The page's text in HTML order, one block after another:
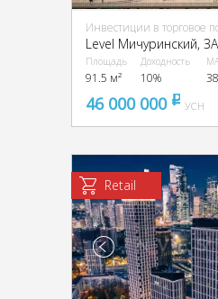
Инвестиции в торговое
Площадь
91.5 м²
Доходность
10%
46 000 000 pуб
УСН
Retail